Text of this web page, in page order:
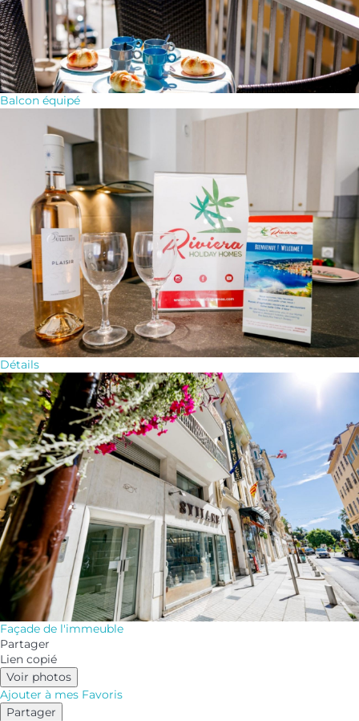
Balcon équipé
Détails
Façade de l'immeuble
Partager
Lien copié
Voir photos
Ajouter à mes Favoris
Partager